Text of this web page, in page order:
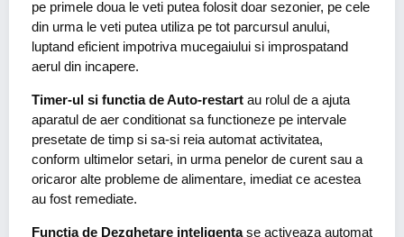
pe primele doua le veti putea folosit doar sezonier, pe cele
din urma le veti putea utiliza pe tot parcursul anului,
luptand eficient impotriva mucegaiului si improspatand
aerul din incapere.
Timer-ul si functia de Auto-restart au rolul de a ajuta
aparatul de aer conditionat sa functioneze pe intervale
presetate de timp si sa-si reia automat activitatea,
conform ultimelor setari, in urma penelor de curent sau a
oricaror alte probleme de alimentare, imediat ce acestea
au fost remediate.
Functia de Dezghetare inteligentase activeaza automat